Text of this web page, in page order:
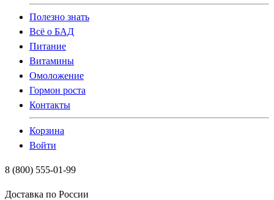
Полезно знать
Всё о БАД
Питание
Витамины
Омоложение
Гормон роста
Контакты
Корзина
Войти
8 (800) 555-01-99
Доставка по России